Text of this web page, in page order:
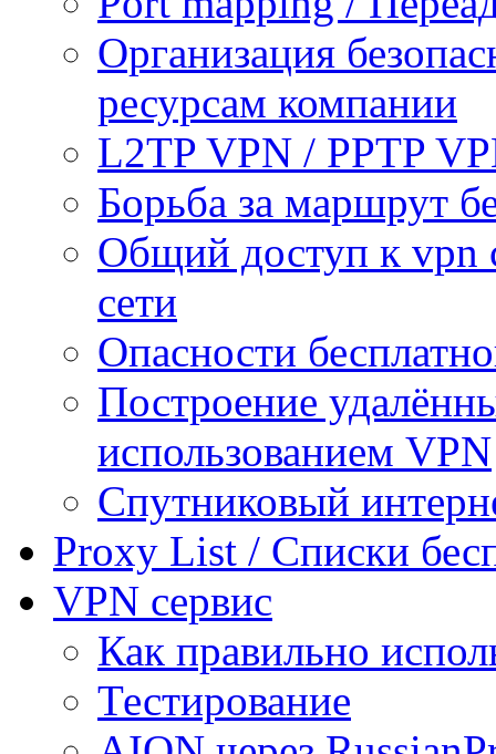
Организация
ресурсам компании
L2TP VPN / PPTP
Борьба за маршрут
Общий доступ к vpn
сети
Опасности
Построение
использованием VPN
Спутниковый
Proxy List / Списки
VPN сервис
Как правильно
Тестирование